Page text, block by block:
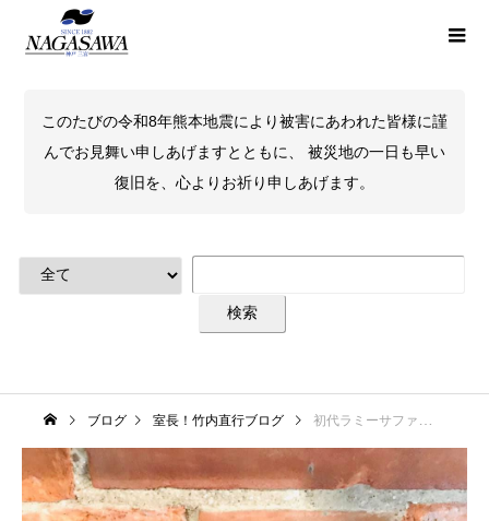
このたびの令和8年熊本地震により被害にあわれた皆様に謹
んでお見舞い申しあげますとともに、 被災地の一日も早い
復旧を、心よりお祈り申しあげます。
ブログ 室長！竹内直行ブログ 初代ラミーサファリ万年筆 限定復活 サヴァンナグリーン＆テラレッドの話